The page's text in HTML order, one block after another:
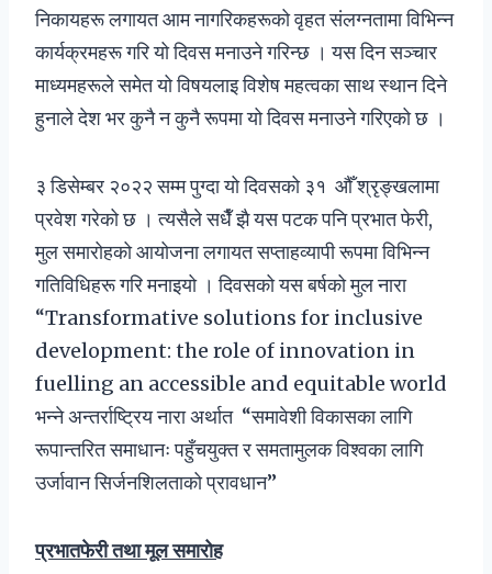
निकायहरू लगायत आम नागरिकहरूको वृहत संलग्नतामा विभिन्न
कार्यक्रमहरू गरि यो दिवस मनाउने गरिन्छ । यस दिन सञ्चार
माध्यमहरूले समेत यो विषयलाइ विशेष महत्वका साथ स्थान दिने
हुनाले देश भर कुनै न कुनै रूपमा यो दिवस मनाउने गरिएको छ ।
३ डिसेम्बर २०२२ सम्म पुग्दा यो दिवसको ३१ औँ श्रृङ्खलामा
प्रवेश गरेको छ । त्यसैले सधैँ झै यस पटक पनि प्रभात फेरी,
मुल समारोहको आयोजना लगायत सप्ताहव्यापी रूपमा विभिन्न
गतिविधिहरू गरि मनाइयो । दिवसको यस बर्षको मुल नारा
“Transformative solutions for inclusive
development: the role of innovation in
fuelling an accessible and equitable world
भन्ने अन्तर्राष्ट्रिय नारा अर्थात “समावेशी विकासका लागि
रूपान्तरित समाधानः पहुँचयुक्त र समतामुलक विश्वका लागि
उर्जावान सिर्जनशिलताको प्रावधान”
प्रभातफेरी तथा मूल समारोह